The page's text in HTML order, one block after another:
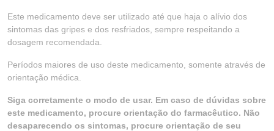
Este medicamento deve ser utilizado até que haja o alívio dos
sintomas das gripes e dos resfriados, sempre respeitando a
dosagem recomendada.
Períodos maiores de uso deste medicamento, somente através de
orientação médica.
Siga corretamente o modo de usar. Em caso de dúvidas sobre
este medicamento, procure orientação do farmacêutico. Não
desaparecendo os sintomas, procure orientação de seu